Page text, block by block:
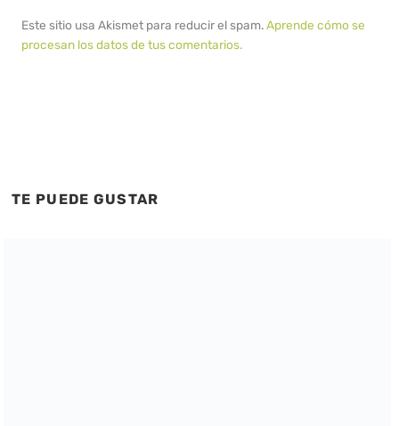
Este sitio usa Akismet para reducir el spam.Aprende cómo se
procesan los datos de tus comentarios.
TE PUEDE GUSTAR